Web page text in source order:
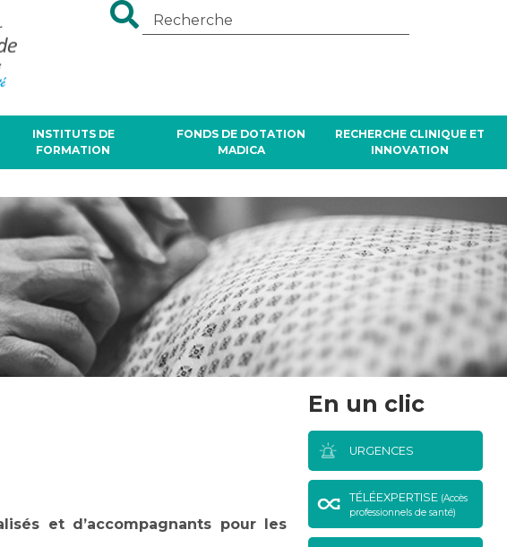
INSTITUTS DE
FORMATION
FONDS DE DOTATION
MADICA
RECHERCHE CLINIQUE ET
INNOVATION
et d’accompagnants pour les
En un clic
URGENCES
TÉLÉEXPERTISE (Accès
professionnels de santé)